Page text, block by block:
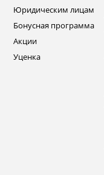
Юридическим лицам
Бонусная программа
Акции
Уценка